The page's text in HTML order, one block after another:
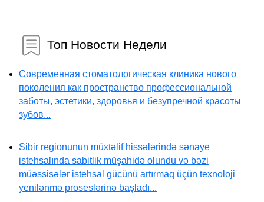
Топ Новости Недели
Современная стоматологическая клиника нового
поколения как пространство профессиональной
заботы, эстетики, здоровья и безупречной красоты
зубов...
Sibir regionunun müxtəlif hissələrində sənaye
istehsalında sabitlik müşahidə olundu və bəzi
müəssisələr istehsal gücünü artırmaq üçün texnoloji
yenilənmə proseslərinə başladı...